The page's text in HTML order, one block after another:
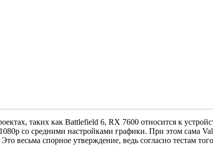
таких как Battlefield 6, RX 7600 относится к
со средними настройками графики. При этом сама
весьма спорное утверждение, ведь согласно тестам